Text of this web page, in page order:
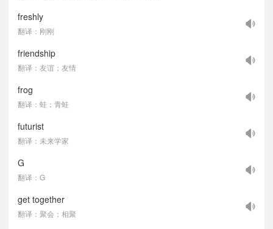
freshly
翻译：刚刚
friendship
翻译：友谊；友情
frog
翻译：蛙；青蛙
futurist
翻译：未来学家
G
翻译：G
get together
翻译：聚会；相聚